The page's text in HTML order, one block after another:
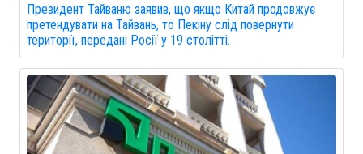
Президент Тайваню заявив, що якщо Китай продовжує
претендувати на Тайвань, то Пекіну слід повернути
території, передані Росії у 19 столітті.